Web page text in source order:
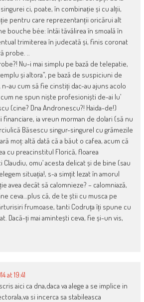
singurei ci, poate, în combinație și cu alții,
pentru care reprezentanții oricărui alt
bouche bée: întâi tăvălirea în smoală în
trimiterea în judecată și, finis coronat
probe. ..
Nu-i mai simplu pe bază de telepatie,
și altora”, pe bază de suspiciuni de
n-au cum să fie cinstiți dac-au ajuns acolo
ne spun niște profesioniști de-ai lu’
(cine? Dna Andronescu?! Haida-de!)
financiare, ia vreun morman de dolari (să nu
Băsescu singur-singurel cu grămezile
moț: altă dată că a băut o cafea, acum că
cu preacinstitul Florică, floarea
omu’ acesta delicat și de bine (sau
situația!, s-a simțit lezat în amorul
avea decât să calomnieze? – calomniază,
ceva…plus că, de te știi cu musca pe
frumoase, tanti Codruța îți spune cu
Dacă-ți mai amintești ceva, fie și-un vis,
at 19:41
aici ca dna,daca va alege a se implice in
si incerca sa stabileasca